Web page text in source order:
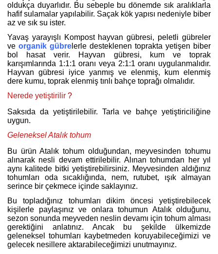
oldukça duyarlıdır. Bu sebeple bu dönemde sık aralıklarla
hafif sulamalar yapılabilir. Saçak kök yapısı nedeniyle biber
az ve sık su ister.
Yavaş yarayışlı Kompost hayvan gübresi, peletli gübreler
ve organik gübre lerle desteklenen toprakta yetişen biber
bol hasat verir. Hayvan gübresi, kum ve toprak
karışımlarında 1:1:1 oranı veya 2:1:1 oranı uygulanmalıdır.
Hayvan gübresi iyice yanmış ve elenmiş, kum elenmiş
dere kumu, toprak elenmiş tınlı bahçe toprağı olmalıdır.
Nerede yetiştirilir ?
Saksıda da yetiştirilebilir. Tarla ve bahçe yetiştiriciliğine
uygun.
Geleneksel Atalık tohum
Bu ürün Atalık tohum olduğundan, meyvesinden tohumu
alınarak nesli devam ettirilebilir. Alınan tohumdan her yıl
aynı kalitede bitki yetiştirebilirsiniz. Meyvesinden aldığınız
tohumları oda sıcaklığında, nem, rutubet, ışık almayan
serince bir çekmece içinde saklayınız.
Bu topladığınız tohumları dikim öncesi yetiştirebilecek
kişilerle paylaşınız ve onlara tohumun Atalık olduğunu,
sezon sonunda meyveden neslin devamı için tohum alması
gerektiğini anlatınız. Ancak bu şekilde ülkemizde
geleneksel tohumları kaybetmeden koruyabileceğimizi ve
gelecek nesillere aktarabileceğimizi unutmayınız.